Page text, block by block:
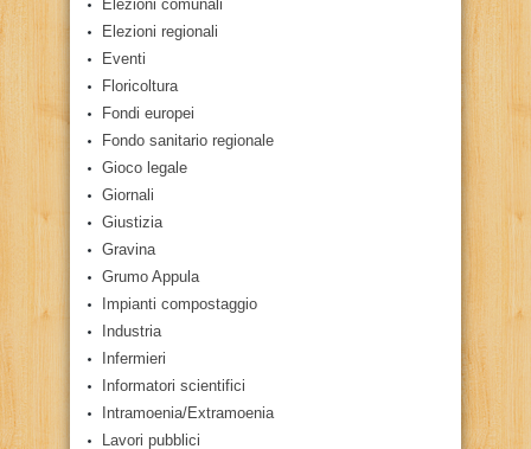
Elezioni comunali
Elezioni regionali
Eventi
Floricoltura
Fondi europei
Fondo sanitario regionale
Gioco legale
Giornali
Giustizia
Gravina
Grumo Appula
Impianti compostaggio
Industria
Infermieri
Informatori scientifici
Intramoenia/Extramoenia
Lavori pubblici